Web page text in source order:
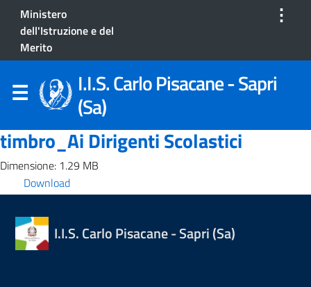
Ministero
dell'Istruzione e del
Merito
⋮
I.I.S. Carlo Pisacane - Sapri
(Sa)
timbro_Ai Dirigenti Scolastici
Dimensione: 1.29 MB
Download
I.I.S. Carlo Pisacane - Sapri (Sa)